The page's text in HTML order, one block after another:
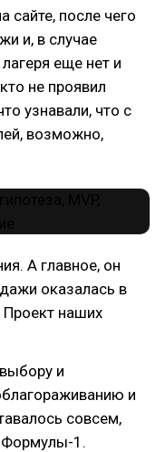
сайте, после чего
и, в случае
еще нет и
не проявил
узнавали, что с
возможно,
А главное, он
оказалась в
Проект наших
и
и
совсем,
Формулы-1.